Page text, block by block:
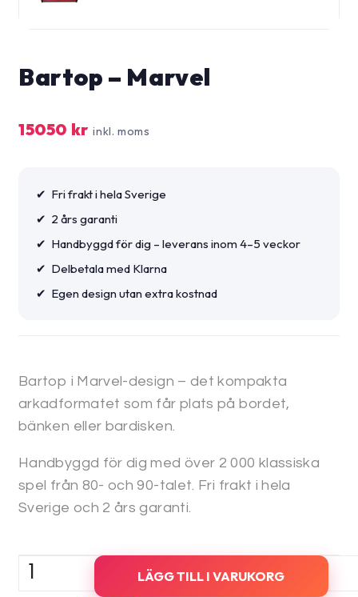
Bartop – Marvel
15050 kr inkl. moms
✔ Fri frakt i hela Sverige
✔ 2 års garanti
✔ Handbyggd för dig – leverans inom 4–5 veckor
✔ Delbetala med Klarna
✔ Egen design utan extra kostnad
Bartop i Marvel-design – det kompakta
arkadformatet som får plats på bordet,
bänken eller bardisken.
Handbyggd för dig med över 2 000 klassiska
spel från 80- och 90-talet. Fri frakt i hela
Sverige och 2 års garanti.
Bartop
LÄGG TILL I VARUKORG